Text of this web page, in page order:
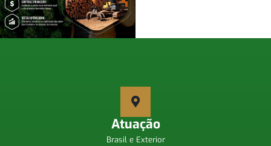
Atuação
Brasil e Exterior